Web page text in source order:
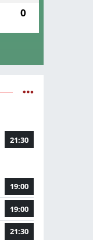
0
21:30
19:00
19:00
21:30